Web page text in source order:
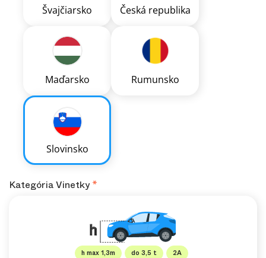
Švajčiarsko Česká republika
Maďarsko Rumunsko
Slovinsko
Kategória Vinetky
h max 1,3m do 3,5 t 2A